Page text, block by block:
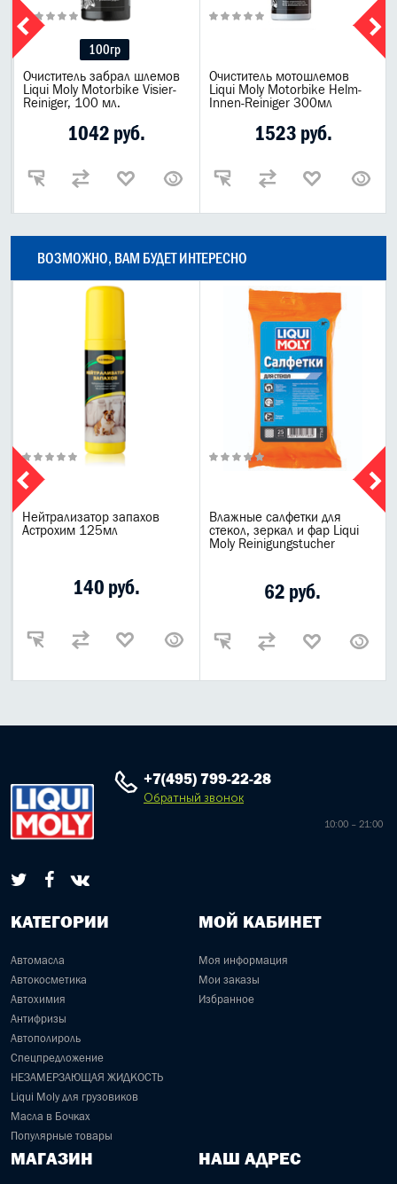
100гр
Очиститель забрал шлемов
Liqui Moly Motorbike Visier-
Reiniger, 100 мл.
1042 руб.
Очиститель мотошлемов
Liqui Moly Motorbike Helm-
Innen-Reiniger 300мл
1523 руб.
ВОЗМОЖНО, ВАМ БУДЕТ ИНТЕРЕСНО
Нейтрализатор запахов
Астрохим 125мл
140 руб.
Влажные салфетки для
стекол, зеркал и фар Liqui
Moly Reinigungstucher
62 руб.
+7(495) 799-22-28
Обратный звонок
10:00 – 21:00
КАТЕГОРИИ
Автомасла
Автокосметика
Автохимия
Антифризы
Автополироль
Спецпредложение
НЕЗАМЕРЗАЮЩАЯ ЖИДКОСТЬ
Liqui Moly для грузовиков
Масла в Бочках
Популярные товары
МОЙ КАБИНЕТ
Моя информация
Мои заказы
Избранное
МАГАЗИН НАШ АДРЕС